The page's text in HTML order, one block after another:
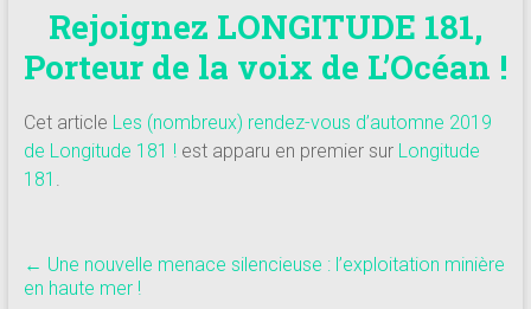
Rejoignez LONGITUDE 181,
Porteur de la voix de L’Océan !
Cet article Les (nombreux) rendez-vous d’automne 2019
de Longitude 181 ! est apparu en premier sur Longitude
181
← Une nouvelle menace silencieuse : l’exploitation minière
en haute mer !